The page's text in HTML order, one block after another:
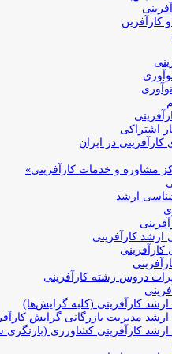
کارآفرین
اشتراکی
در ایران
مشاوره و خدمات کارآفرینی»
ارشد
کارآفرینی
کارآفرینی
دروس رشته کارآفرینی
کارآفرینی (کلیه گرایش‌ها)
مدیریت بازرگانی گرایش
کارآفرینی کشاورزی (بازنگری